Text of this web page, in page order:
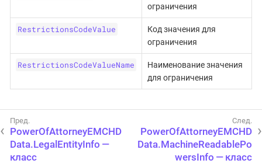
ограничения
RestrictionsCodeValue
Код значения для
ограничения
RestrictionsCodeValueName
Наименование значения
для ограничения
PowerOfAttorneyEMCHD
Data.LegalEntityInfo —
класс
PowerOfAttorneyEMCHD
Data.MachineReadablePo
wersInfo — класс